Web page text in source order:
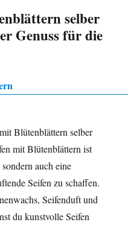
selber
Genuss für die
Blütenblättern selber
mit Blütenblättern ist
auch eine
Seifen zu schaffen.
Seifenduft und
du kunstvolle Seifen